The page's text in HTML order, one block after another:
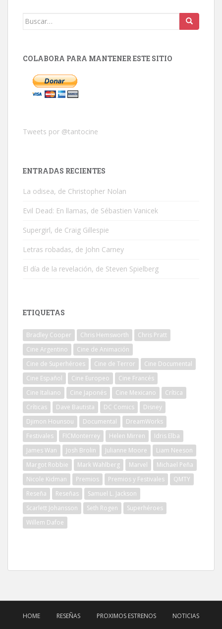
Buscar:
COLABORA PARA MANTENER ESTE SITIO
Tweets por @tantocine
ENTRADAS RECIENTES
La odisea, de Christopher Nolan
Evil Dead: En llamas, de Sébastien Vanicek
Supergirl, de Craig Gillespie
Letras robadas, de John Carney
El día de la revelación, de Steven Spielberg
ETIQUETAS
Bradley Cooper Chris Hemsworth
Chris Pratt
Cine Argentino
Cine de Animación
Cine de Superhéroes
Cine de Terror
Cine Documental
Cine Español
Cine Europeo
Cine Francés
Cine Italiano
Cine Japonés Cine Mexicano
Crítica
Críticas
Dave Bautista DC Comics
Disney
Djimon Hounsou
Documental
DreamWorks
Festivales
FICMonterrey Helen Mirren
Idris Elba
James Wan
Josh Brolin Julianne Moore
Liam Neeson
Margot Robbie
Mark Wahlberg Marvel
Michael Peña
Nicole Kidman
Premios Premios y Festivales
QMTY
Reseña
Reseñas
Samuel L. Jackson
Scarlett Johansson
Seth Rogen
Superhéroes
Willem Dafoe
HOME RESEÑAS PROXIMOS ESTRENOS NOTICIAS